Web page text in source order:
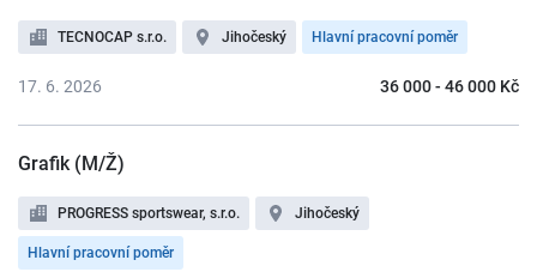
TECNOCAP s.r.o. Jihočeský Hlavní pracovní poměr
36 000 - 46 000 Kč
17. 6. 2026
Grafik (M/Ž)
PROGRESS sportswear, s.r.o. Jihočeský
Hlavní pracovní poměr